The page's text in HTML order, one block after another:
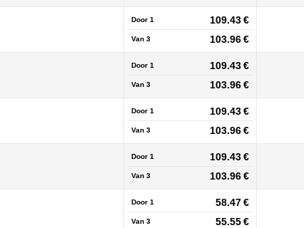
Door 1 109.43 €
Van 3 103.96 €
Door 1 109.43 €
Van 3 103.96 €
Door 1 109.43 €
Van 3 103.96 €
Door 1 109.43 €
Van 3 103.96 €
Door 1 58.47 €
Van 3 55.55 €